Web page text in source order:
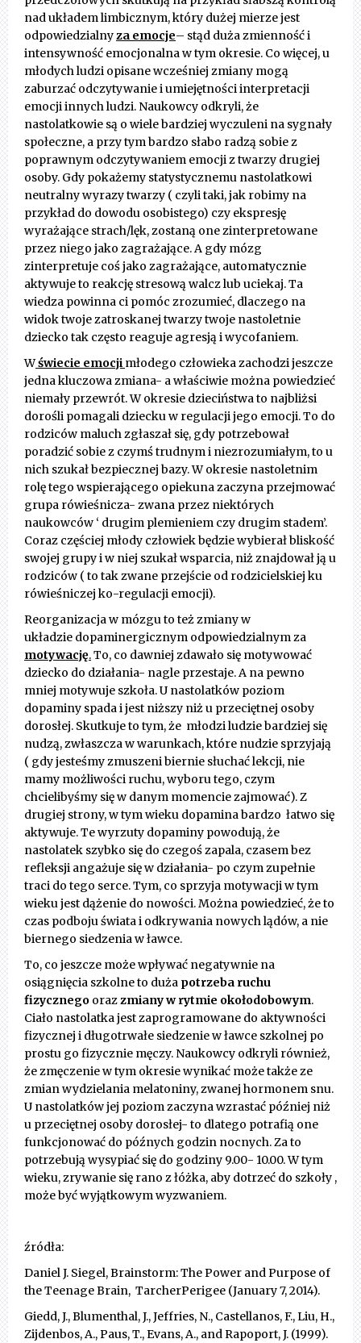
nad układem limbicznym, który dużej mierze jest
odpowiedzialnyza emocje– stąd duża zmienność i
intensywność emocjonalna w tym okresie. Co więcej, u
młodych ludzi opisane wcześniej zmiany mogą
zaburzać odczytywanie i umiejętności interpretacji
emocji innych ludzi. Naukowcy odkryli, że
nastolatkowie są o wiele bardziej wyczuleni na sygnały
społeczne, a przy tym bardzo słabo radzą sobie z
poprawnym odczytywaniem emocji z twarzy drugiej
osoby. Gdy pokażemy statystycznemu nastolatkowi
neutralny wyrazy twarzy ( czyli taki, jak robimy na
przykład do dowodu osobistego) czy ekspresję
wyrażające strach/lęk, zostaną one zinterpretowane
przez niego jako zagrażające. A gdy mózg
zinterpretuje coś jako zagrażające, automatycznie
aktywuje to reakcję stresową walcz lub uciekaj. Ta
wiedza powinna ci pomóc zrozumieć, dlaczego na
widok twoje zatroskanej twarzy twoje nastoletnie
dziecko tak często reaguje agresją i wycofaniem.
Wświecie emocji młodego człowieka zachodzi jeszcze
jedna kluczowa zmiana- a właściwie można powiedzieć
niemały przewrót. W okresie dzieciństwa to najbliżsi
dorośli pomagali dziecku w regulacji jego emocji. To do
rodziców maluch zgłaszał się, gdy potrzebował
poradzić sobie z czymś trudnym i niezrozumiałym, to u
nich szukał bezpiecznej bazy. W okresie nastoletnim
rolę tego wspierającego opiekuna zaczyna przejmować
grupa rówieśnicza- zwana przez niektórych
naukowców ‘ drugim plemieniem czy drugim stadem’.
Coraz częściej młody człowiek będzie wybierał bliskość
swojej grupy i w niej szukał wsparcia, niż znajdował ją u
rodziców ( to tak zwane przejście od rodzicielskiej ku
rówieśniczej ko-regulacji emocji).
Reorganizacja w mózgu to też zmiany w
układzie dopaminergicznym odpowiedzialnym za
motywację.To, co dawniej zdawało się motywować
dziecko do działania- nagle przestaje. A na pewno
mniej motywuje szkoła. U nastolatków poziom
dopaminy spada i jest niższy niż u przeciętnej osoby
dorosłej. Skutkuje to tym, że młodzi ludzie bardziej się
nudzą, zwłaszcza w warunkach, które nudzie sprzyjają
( gdy jesteśmy zmuszeni biernie słuchać lekcji, nie
mamy możliwości ruchu, wyboru tego, czym
chcielibyśmy się w danym momencie zajmować). Z
drugiej strony, w tym wieku dopamina bardzo łatwo się
aktywuje. Te wyrzuty dopaminy powodują, że
nastolatek szybko się do czegoś zapala, czasem bez
refleksji angażuje się w działania- po czym zupełnie
traci do tego serce. Tym, co sprzyja motywacji w tym
wieku jest dążenie do nowości. Można powiedzieć, że to
czas podboju świata i odkrywania nowych lądów, a nie
biernego siedzenia w ławce.
To, co jeszcze może wpływać negatywnie na
osiągnięcia szkolne to duża potrzeba ruchu
fizycznego orazzmiany w rytmie okołodobowym.
Ciało nastolatka jest zaprogramowane do aktywności
fizycznej i długotrwałe siedzenie w ławce szkolnej po
prostu go fizycznie męczy. Naukowcy odkryli również,
że zmęczenie w tym okresie wynikać może także ze
zmian wydzielania melatoniny, zwanej hormonem snu.
U nastolatków jej poziom zaczyna wzrastać później niż
u przeciętnej osoby dorosłej- to dlatego potrafią one
funkcjonować do późnych godzin nocnych. Za to
potrzebują wysypiać się do godziny 9.00- 10.00. W tym
wieku, zrywanie się rano z łóżka, aby dotrzeć do szkoły ,
może być wyjątkowym wyzwaniem.
źródła:
Daniel J. Siegel, Brainstorm: The Power and Purpose of
the Teenage Brain, TarcherPerigee (January 7, 2014).
Giedd, J., Blumenthal, J., Jeffries, N., Castellanos, F., Liu, H.,
Zijdenbos, A., Paus, T., Evans, A., and Rapoport, J. (1999).